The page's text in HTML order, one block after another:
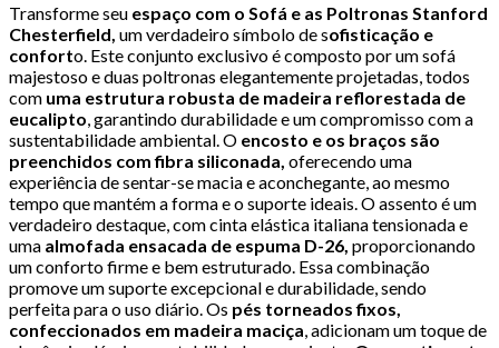
Transforme seu espaço com o Sofá e as Poltronas Stanford
Chesterfield, um verdadeiro símbolo de sofisticação e
conforto. Este conjunto exclusivo é composto por um sofá
majestoso e duas poltronas elegantemente projetadas, todos
com uma estrutura robusta de madeira reflorestada de
eucalipto, garantindo durabilidade e um compromisso com a
sustentabilidade ambiental. O encosto e os braços são
preenchidos com fibra siliconada, oferecendo uma
experiência de sentar-se macia e aconchegante, ao mesmo
tempo que mantém a forma e o suporte ideais. O assento é um
verdadeiro destaque, com cinta elástica italiana tensionada e
uma almofada ensacada de espuma D-26, proporcionando
um conforto firme e bem estruturado. Essa combinação
promove um suporte excepcional e durabilidade, sendo
perfeita para o uso diário. Os pés torneados fixos,
confeccionados em madeira maciça, adicionam um toque de